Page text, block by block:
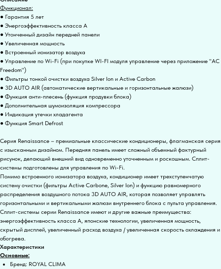
Функционал:
● Гарантия 5 лет
● Энергоэффективность класса А
● Утонченный дизайн передней панели
● Увеличенная мощность
● Встроенный ионизатор воздуха
● Управление по Wi-Fi (при покупке WI-FI модуля управление через приложение "AC
Freedom")
● Фильтры тонкой очистки воздуха Silver Ion и Active Carbon
● 3D AUTO AIR (автоматические вертикальные и горизонтальные жалюзи)
● Функция анти-плесень (функция продувки блока)
● Дополнительная шумоизоляция компрессора
● Индикация утечки хладагента
● Функция Smart Defrost
Серия Renaissance – премиальные классические кондиционеры, флагманская серия
с изысканным дизайном. Передняя панель имеет сложный объемный фактурный
рисунок, делающий внешний вид одновременно уточненным и роскошным. Сплит-
системы подготовлены для управления по Wi-Fi.
Помимо встроенного ионизатора воздуха, кондиционер имеет трехступенчатую
систему очистки (фильтры Active Carbone, Silver Ion) и функцию равномерного
распределения воздушного потока 3D AUTO AIR, которая позволяет управлять
горизонтальными и вертикальными жалюзи внутреннего блока с пульта управления.
Сплит-системы серии Renaissance имеют и другие важные преимущества:
энергоэффективность класса А, японские технологии, увеличенная мощность,
скрытый дисплей, увеличенный расход воздуха / увеличенная скорость охлаждения и
обогрева.
Характеристики
Основные:
Бренд: ROYAL CLIMA